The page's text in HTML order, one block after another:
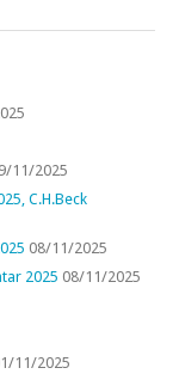
11/2025
C.H.Beck
08/11/2025
2025 08/11/2025
11/2025